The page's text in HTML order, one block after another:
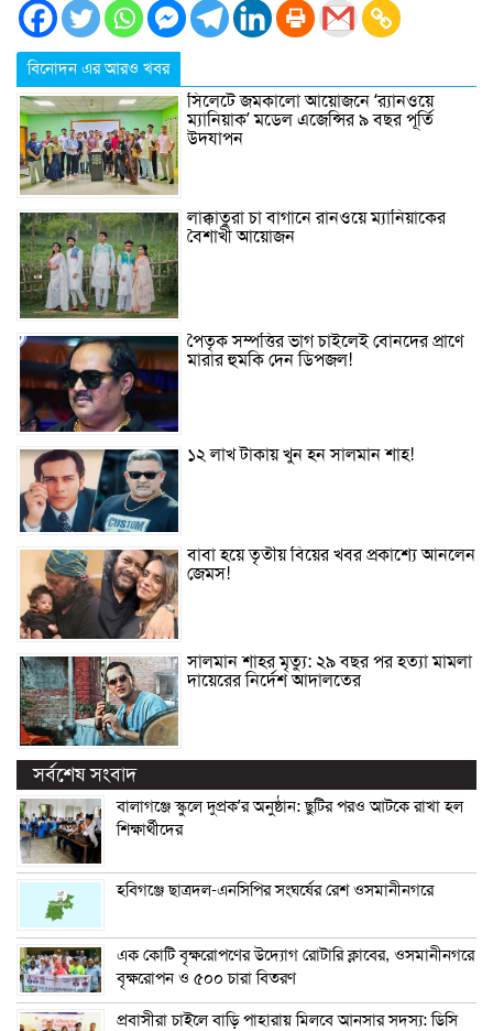
বিনোদন এর আরও খবর
সিলেটে জমকালো আয়োজনে ‘র‍্যানওয়ে
ম্যানিয়াক’ মডেল এজেন্সির ৯ বছর পূর্তি
উদযাপন
লাক্কাতুরা চা বাগানে রানওয়ে ম্যানিয়াকের
বৈশাখী আয়োজন
পৈতৃক সম্পত্তির ভাগ চাইলেই বোনদের প্রাণে
মারার হুমকি দেন ডিপজল!
১২ লাখ টাকায় খুন হন সালমান শাহ!
বাবা হয়ে তৃতীয় বিয়ের খবর প্রকাশ্যে আনলেন
জেমস!
সালমান শাহর মৃত্যু: ২৯ বছর পর হত্যা মামলা
দায়েরের নির্দেশ আদালতের
সর্বশেষ সংবাদ
বালাগঞ্জে স্কুলে দুপ্রক’র অনুষ্ঠান: ছুটির পরও আটকে রাখা হল
শিক্ষার্থীদের
হবিগঞ্জে ছাত্রদল-এনসিপির সংঘর্ষের রেশ ওসমানীনগরে
এক কোটি বৃক্ষরোপণের উদ্যোগ রোটারি ক্লাবের, ওসমানীনগরে
বৃক্ষরোপন ও ৫০০ চারা বিতরণ
প্রবাসীরা চাইলে বাড়ি পাহারায় মিলবে আনসার সদস্য: ডিসি